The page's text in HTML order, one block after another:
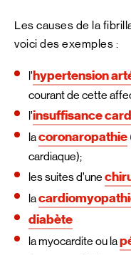
Les causes de la
voici des exemples :
l’hypertension
courant de cette
l’insuffisance
lacoronaropathie
cardiaque);
les suites d’une
la
diabète
la myocardite ou la